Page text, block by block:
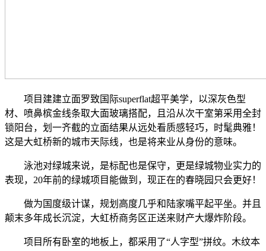
项目建建立面罗致国际superflat超平美学，以深灰色型
材、喷鼻槟金线条取大面玻璃搭配，且沿从次干室第采用全封
锁阳台，划一齐截的立面结果从远处看质感轻巧，时髦典雅！
这是大虹桥新的城市天际线，也是将来业从身份的意味。
泳池对绿城来说，是标配也是保守，更是绿城物业实力的
表现，20年前的绿城项目能做到，现正在的春晓园只会更好！
做为国度级计谋，规划高度几乎和陆家嘴平起平坐。并且
颠末多年成长沉淀，大虹桥商务区正送来财产大爆炸阶段。
项目所有卧室的地板上，都采用了“人字型”拼纹。木纹本